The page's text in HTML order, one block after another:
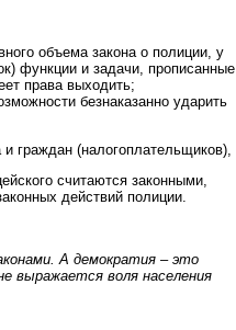
объема закона о полиции, у
функции и задачи, прописанные
права выходить;
безнаказанно ударить
граждан (налогоплательщиков),
считаются законными,
действий полиции.
А демократия – это
выражается воля населения